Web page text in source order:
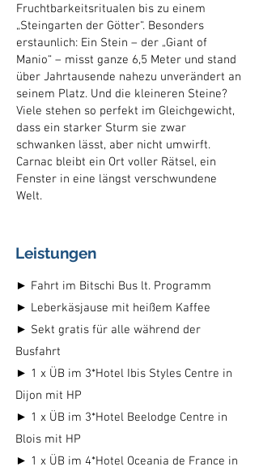
Fruchtbarkeitsritualen bis zu einem
„Steingarten der Götter“. Besonders
erstaunlich: Ein Stein – der „Giant of
Manio“ – misst ganze 6,5 Meter und stand
über Jahrtausende nahezu unverändert an
seinem Platz. Und die kleineren Steine?
Viele stehen so perfekt im Gleichgewicht,
dass ein starker Sturm sie zwar
schwanken lässt, aber nicht umwirft.
Carnac bleibt ein Ort voller Rätsel, ein
Fenster in eine längst verschwundene
Welt.
Leistungen
► Fahrt im Bitschi Bus lt. Programm
► Leberkäsjause mit heißem Kaffee
► Sekt gratis für alle während der
Busfahrt
► 1 x ÜB im 3*Hotel Ibis Styles Centre in
Dijon mit HP
► 1 x ÜB im 3*Hotel Beelodge Centre in
Blois mit HP
► 1 x ÜB im 4*Hotel Oceania de France in